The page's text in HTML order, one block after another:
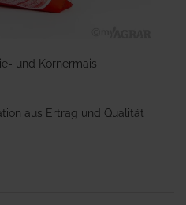
und Körnermais
aus Ertrag und Qualität